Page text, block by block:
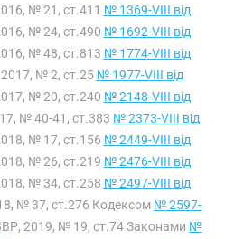
№ 21, ст.411 № 1369-VIII від
№ 24, ст.490 № 1692-VIII від
№ 48, ст.813 № 1774-VIII від
№ 2, ст.25 № 1977-VIII від
№ 20, ст.240 № 2148-VIII від
№ 40-41, ст.383 № 2373-VIII від
№ 17, ст.156 № 2449-VIII від
№ 26, ст.219 № 2476-VIII від
№ 34, ст.258 № 2497-VIII від
№ 37, ст.276 Кодексом № 2597-
2019, № 19, ст.74 Законами №